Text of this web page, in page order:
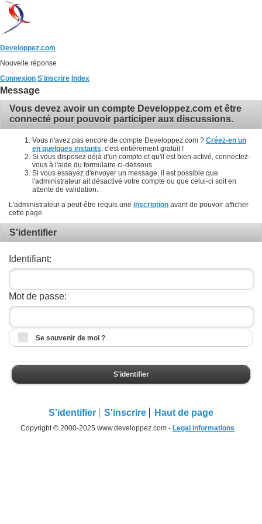
Developpez.com
Nouvelle réponse
Connexion S'inscrire Index
Message
Vous devez avoir un compte Developpez.com et être
connecté pour pouvoir participer aux discussions.
Vous n'avez pas encore de compte Developpez.com ? Créez-en un
en quelques instants , c'est entièrement gratuit !
Si vous disposez déjà d'un compte et qu'il est bien activé, connectez-
vous à l'aide du formulaire ci-dessous.
Si vous essayez d'envoyer un message, il est possible que
l'administrateur ait désactivé votre compte ou que celui-ci soit en
attente de validation.
L'administrateur a peut-être requis une inscription avant de pouvoir afficher
cette page.
S'identifier
Identifiant:
Mot de passe:
Se souvenir de moi ?
S'identifier
S'identifier S'inscrire Haut de page
Copyright © 2000-2025 www.developpez.com - Legal informations